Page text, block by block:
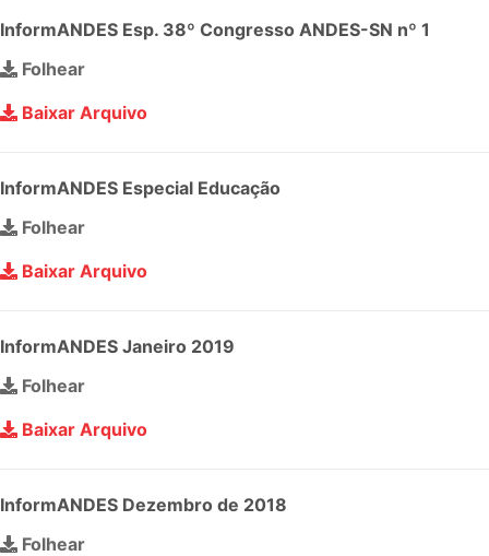
InformANDES Esp. 38º Congresso ANDES-SN nº 1
Folhear
Baixar Arquivo
InformANDES Especial Educação
Folhear
Baixar Arquivo
InformANDES Janeiro 2019
Folhear
Baixar Arquivo
InformANDES Dezembro de 2018
Folhear